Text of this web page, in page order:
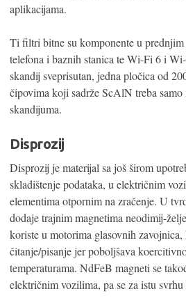
aplikacijama.
Ti filtri bitne su komponente u
telefona i baznih stanica te Wi-Fi 6 i
skandij sveprisutan, jedna pločica od
čipovima koji sadrže ScAlN treba
skandijuma.
Disprozij
Disprozij je materijal sa još širom
skladištenje podataka, u električnim
elementima otpornim na zračenje. U
dodaje trajnim magnetima neodimij-
koriste u motorima glasovnih
čitanje/pisanje jer poboljšava
temperaturama. NdFeB magneti se
električnim vozilima, pa se za istu